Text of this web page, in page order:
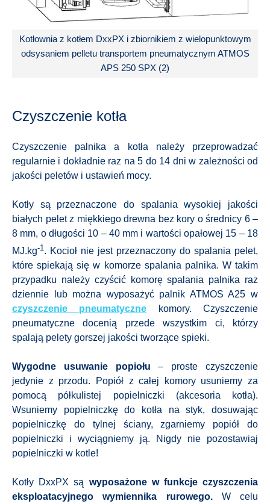
Kotłownia z kotłem DxxPX i zbiornikiem z wielopunktowym
odsysaniem pelletu transportem pneumatycznym ATMOS
APS 250 SPX (2)
Czyszczenie kotła
Czyszczenie palnika a kotła należy przeprowadzać
regularnie i dokładnie raz na 5 do 14 dni w zależności od
jakości peletów i ustawień mocy.
Kotły są przeznaczone do spalania wysokiej jakości
białych pelet z miękkiego drewna bez kory o średnicy 6 –
8 mm, o długości 10 – 40 mm i wartości opałowej 15 – 18
MJ.kg-1 . Kocioł nie jest przeznaczony do spalania pelet,
które spiekają się w komorze spalania palnika. W takim
przypadku należy czyścić komorę spalania palnika raz
dziennie lub można wyposażyć palnik ATMOS A25 w
czyszczenie pneumatyczne komory. Czyszczenie
pneumatyczne docenią przede wszystkim ci, którzy
spalają pelety gorszej jakości tworzące spieki.
Wygodne usuwanie popiołu – proste czyszczenie
jedynie z przodu. Popiół z całej komory usuniemy za
pomocą półkulistej popielniczki (akcesoria kotła).
Wsuniemy popielniczkę do kotła na styk, dosuwając
popielniczkę do tylnej ściany, zgarniemy popiół do
popielniczki i wyciągniemy ją. Nigdy nie pozostawiaj
popielniczki w kotle!
Kotły DxxPX są wyposażone w funkcje czyszczenia
eksploatacyjnego wymiennika rurowego.
W celu